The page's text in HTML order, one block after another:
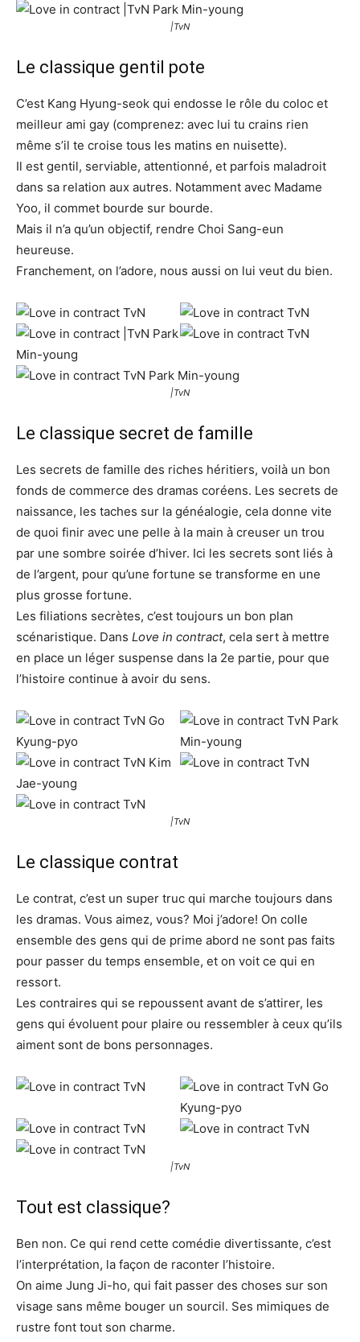
|TvN
Le classique gentil pote
C’est Kang Hyung-seok qui endosse le rôle du coloc et
meilleur ami gay (comprenez: avec lui tu crains rien
même s’il te croise tous les matins en nuisette).
Il est gentil, serviable, attentionné, et parfois maladroit
dans sa relation aux autres. Notamment avec Madame
Yoo, il commet bourde sur bourde.
Mais il n’a qu’un objectif, rendre Choi Sang-eun
heureuse.
Franchement, on l’adore, nous aussi on lui veut du bien.
|TvN
Le classique secret de famille
Les secrets de famille des riches héritiers, voilà un bon
fonds de commerce des dramas coréens. Les secrets de
naissance, les taches sur la généalogie, cela donne vite
de quoi finir avec une pelle à la main à creuser un trou
par une sombre soirée d’hiver. Ici les secrets sont liés à
de l’argent, pour qu’une fortune se transforme en une
plus grosse fortune.
Les filiations secrètes, c’est toujours un bon plan
scénaristique. Dans Love in contract, cela sert à mettre
en place un léger suspense dans la 2e partie, pour que
l’histoire continue à avoir du sens.
|TvN
Le classique contrat
Le contrat, c’est un super truc qui marche toujours dans
les dramas. Vous aimez, vous? Moi j’adore! On colle
ensemble des gens qui de prime abord ne sont pas faits
pour passer du temps ensemble, et on voit ce qui en
ressort.
Les contraires qui se repoussent avant de s’attirer, les
gens qui évoluent pour plaire ou ressembler à ceux qu’ils
aiment sont de bons personnages.
|TvN
Tout est classique?
Ben non. Ce qui rend cette comédie divertissante, c’est
l’interprétation, la façon de raconter l’histoire.
On aime Jung Ji-ho, qui fait passer des choses sur son
visage sans même bouger un sourcil. Ses mimiques de
rustre font tout son charme.